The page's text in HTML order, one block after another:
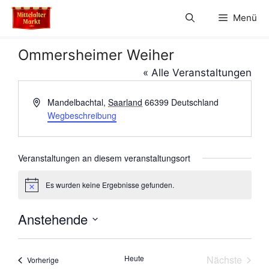
Zum
Inhalt
Menü
Ommersheimer Weiher
« Alle Veranstaltungen
A
s
e
Mandelbachtal, Saarland 66399 Deutschland
Wegbeschreibung
Veranstaltungen an diesem veranstaltungsort
H
w
e
i
Es wurden keine Ergebnisse gefunden.
Anstehende
D
t
VorherigeVeranstaltungen Heute
Nächste